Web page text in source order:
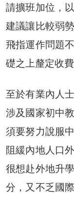
請擴班加位，
建議讓比較弱
飛指運作問題
礎之上釐定收費
至於有業內人
涉及國家初中
須要努力說服
阻緩內地人口
很想赴外地升
分，又不乏國